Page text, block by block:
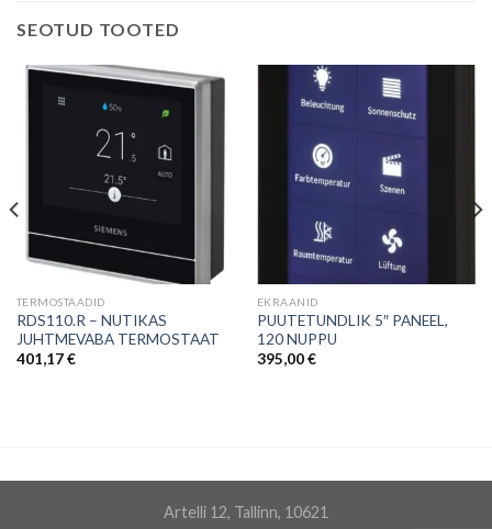
SEOTUD TOOTED
TERMOSTAADID
RDS110.R – NUTIKAS
JUHTMEVABA TERMOSTAAT
401,17€
EKRAANID
PUUTETUNDLIK 5″ PANEEL,
120 NUPPU
395,00€
Artelli 12, Tallinn, 10621